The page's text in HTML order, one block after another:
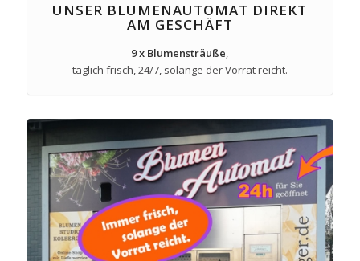
UNSER BLUMENAUTOMAT DIREKT
AM GESCHÄFT
9 x Blumensträuße,
täglich frisch, 24/7, solange der Vorrat reicht.